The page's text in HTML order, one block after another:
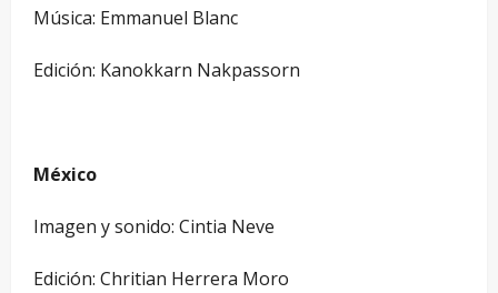
Música: Emmanuel Blanc
Edición: Kanokkarn Nakpassorn
México
Imagen y sonido: Cintia Neve
Edición: Chritian Herrera Moro